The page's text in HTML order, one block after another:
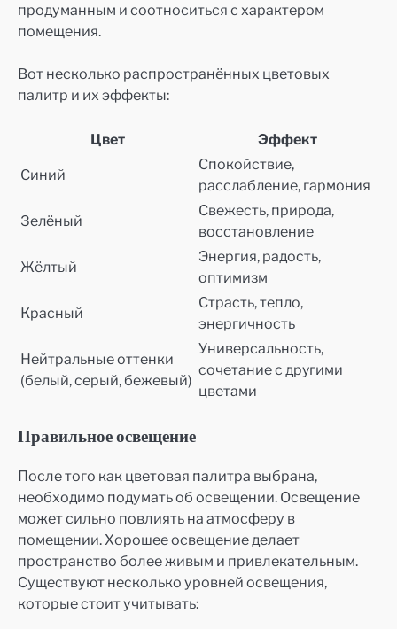
продуманным и соотноситься с характером
помещения.
Вот несколько распространённых цветовых
палитр и их эффекты:
Цвет Эффект
Синий
Спокойствие,
расслабление, гармония
Зелёный
Свежесть, природа,
восстановление
Жёлтый
Энергия, радость,
оптимизм
Красный
Страсть, тепло,
энергичность
Нейтральные оттенки
(белый, серый, бежевый)
Универсальность,
сочетание с другими
цветами
Правильное освещение
После того как цветовая палитра выбрана,
необходимо подумать об освещении. Освещение
может сильно повлиять на атмосферу в
помещении. Хорошее освещение делает
пространство более живым и привлекательным.
Существуют несколько уровней освещения,
которые стоит учитывать: